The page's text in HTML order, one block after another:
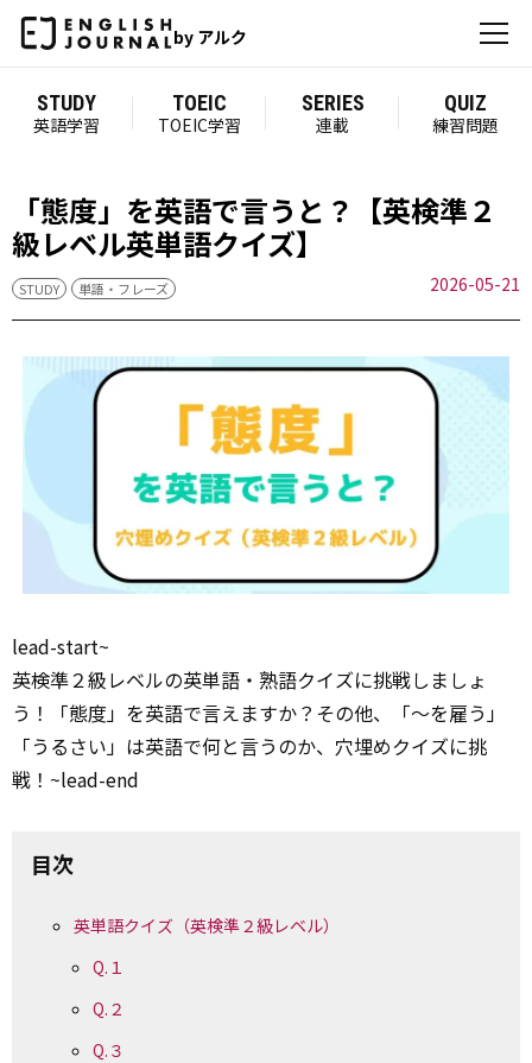
by アルク
STUDY
英語学習
TOEIC
TOEIC学習
SERIES
連載
QUIZ
練習問題
「態度」を英語で言うと？【英検準２
級レベル英単語クイズ】
STUDY 単語・フレーズ 2026-05-21
lead-start~
英検準２級レベルの英単語・熟語クイズに挑戦しましょ
う！「態度」を英語で言えますか？その他、「～を雇う」
「うるさい」は英語で何と言うのか、穴埋めクイズに挑
戦！~lead-end
目次
英単語クイズ（英検準２級レベル）
Q.１
Q.２
Q.３